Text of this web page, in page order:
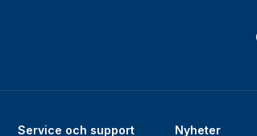
Service och support Nyheter